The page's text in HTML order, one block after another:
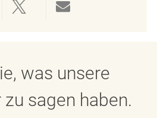
twitter
was unsere
sagen haben.